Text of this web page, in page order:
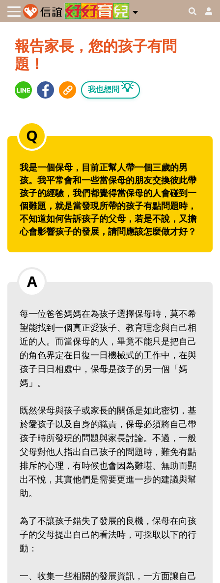
報告家長，您的孩子有問
題！
我也想問 💡
我是一個保母，目前正幫人帶一個三歲的男
孩。我平常會和一些當保母的朋友交換彼此帶
孩子的經驗，我們都覺得當保母的人會碰到一
個難題，就是當發現所帶的孩子有點問題時，
不知道如何告訴孩子的父母，若是不說，又擔
心會影響孩子的發展，請問應該怎麼做才好？
每一位爸爸媽媽在為孩子選擇保母時，莫不希
望能找到一個真正愛孩子、教育理念與自己相
近的人。而當保母的人，畢竟不能只是把自己
的角色界定在日復一日機械式的工作中，在與
孩子日日相處中，保母是孩子的另一個「媽
媽」。
既然保母與孩子或家長的關係是如此密切，基
於愛孩子以及自身的職責，保母必須將自己帶
孩子時所發現的問題與家長討論。不過，一般
父母對他人指出自己孩子的問題時，難免有點
排斥的心理，有時候也會因為難堪、無助而顯
出不悅，其實他們是需要更進一步的建議與幫
助。
為了不讓孩子錯失了發展的良機，保母在向孩
子的父母提出自己的看法時，可採取以下的行
動：
一、收集一些相關的發展資訊，一方面讓自己